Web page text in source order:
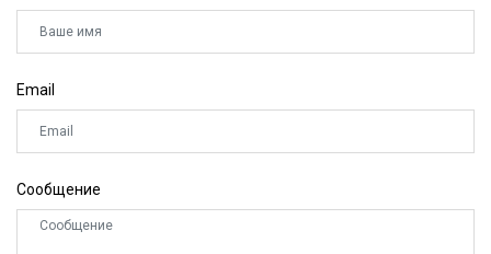
Email
Сообщение